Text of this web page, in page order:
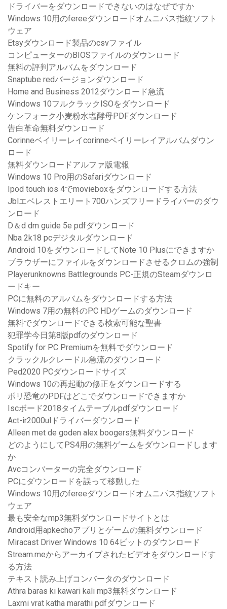
ドライバーをダウンロードできないのはなぜですか
Windows 10用のfereeダウンロードオムニパス指紋ソフト
ウェア
Etsyダウンロード製品のcsvファイル
コンピューターのBIOSファイルのダウンロード
無料の評判アルバムをダウンロード
Snaptube redバージョンダウンロード
Home and Business 2012ダウンロード急流
Windows 10フルクラックISOをダウンロード
ケンフォーク小麦粉水塩酵母PDFダウンロード
告白革命無料ダウンロード
Corinneベイリーレイcorinneベイリーレイアルバムダウン
ロード
無料ダウンロードアルファ版電報
Windows 10 Pro用のSafariダウンロード
Ipod touch ios 4でmovieboxをダウンロードする方法
Jblエベレストエリート700ハンズフリードライバーのダウ
ンロード
D＆d dm guide 5e pdfダウンロード
Nba 2k18 pcデジタルダウンロード
Android 10をダウンロードしてNote 10 Plusにできますか
ブラウザーにファイルをダウンロードさせるクロムの強制
Playerunknowns Battlegrounds PC-正規のSteamダウンロ
ードキー
PCに無料のアルバムをダウンロードする方法
Windows 7用の無料のPC HDゲームのダウンロード
無料でダウンロードできる検索可能な聖書
犯罪学今日第8版pdfのダウンロード
Spotify for PC Premiumを無料でダウンロード
クラックルクレードル急流のダウンロード
Ped2020 PCダウンロードサイズ
Windows 10の再起動の修正をダウンロードする
ポリ恐竜のPDFはどこでダウンロードできますか
Iscボード2018タイムテーブルpdfダウンロード
Act-ir2000ulドライバーダウンロード
Alleen met de goden alex boogers無料ダウンロード
どのようにしてPS4用の無料ゲームをダウンロードします
か
Avcコンバーターの完全ダウンロード
PCにダウンロードを誤って移動した
Windows 10用のfereeダウンロードオムニパス指紋ソフト
ウェア
最も安全なmp3無料ダウンロードサイトとは
Android用apkechoアプリとゲームの無料ダウンロード
Miracast Driver Windows 10 64ビットのダウンロード
Stream.meからアーカイブされたビデオをダウンロードす
る方法
テキスト読み上げコンバータのダウンロード
Athra baras ki kawari kali mp3無料ダウンロード
Laxmi vrat katha marathi pdfダウンロード